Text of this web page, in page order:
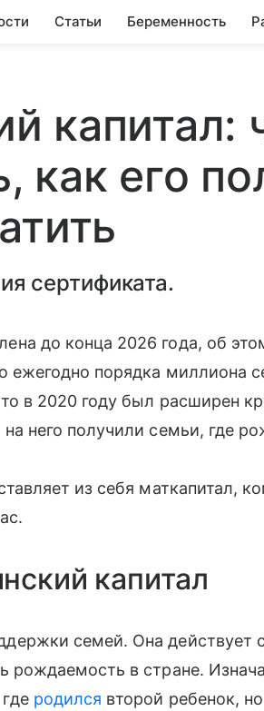
Статьи Беременность
капитал:
как его
сертификата.
до конца 2026 года, об
ежегодно порядка миллиона
в 2020 году был расширен
него получили семьи, где
из себя маткапитал,
капитал
семей. Она действует
рождаемость в стране.
родился второй ребенок,